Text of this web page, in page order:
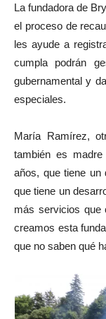
La fundadora de
el proceso de
les ayude a
cumpla podrán
gubernamental y
especiales.
María Ramírez,
también es
años, que tiene un
que tiene un
más servicios que
creamos esta
que no saben qué